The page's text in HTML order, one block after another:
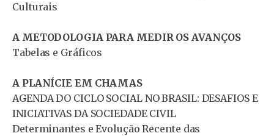
Culturais
A METODOLOGIA PARA MEDIR OS AVANÇOS
Tabelas e Gráficos
A PLANÍCIE EM CHAMAS
AGENDA DO CICLO SOCIAL NO BRASIL: DESAFIOS E
INICIATIVAS DA SOCIEDADE CIVIL
Determinantes e Evolução Recente das